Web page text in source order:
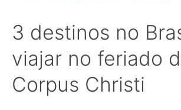
3 destinos no
viajar no feriado
Corpus Christi